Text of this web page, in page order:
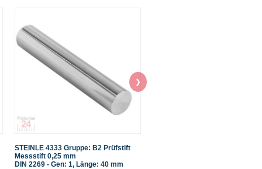
STEINLE 4333 Gruppe: B2 Prüfstift
Messstift 0,25 mm
DIN 2269 - Gen: 1, Länge: 40 mm
❯